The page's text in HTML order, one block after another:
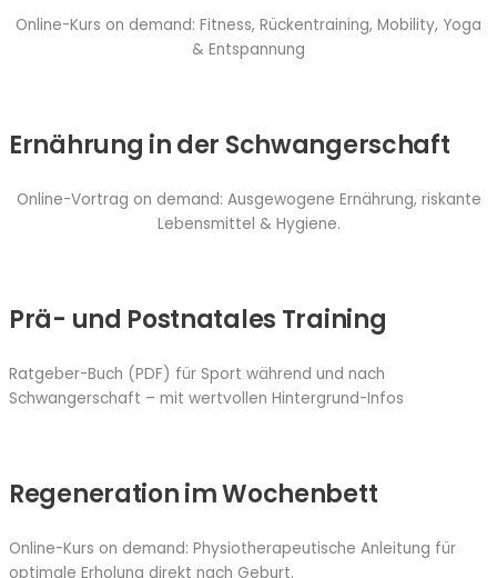
Online-Kurs on demand: Fitness, Rückentraining, Mobility, Yoga
& Entspannung
Ernährung in der Schwangerschaft
Online-Vortrag on demand: Ausgewogene Ernährung, riskante
Lebensmittel & Hygiene.
Prä- und Postnatales Training
Ratgeber-Buch (PDF) für Sport während und nach
Schwangerschaft – mit wertvollen Hintergrund-Infos
Regeneration im Wochenbett
Online-Kurs on demand: Physiotherapeutische Anleitung für
optimale Erholung direkt nach Geburt.